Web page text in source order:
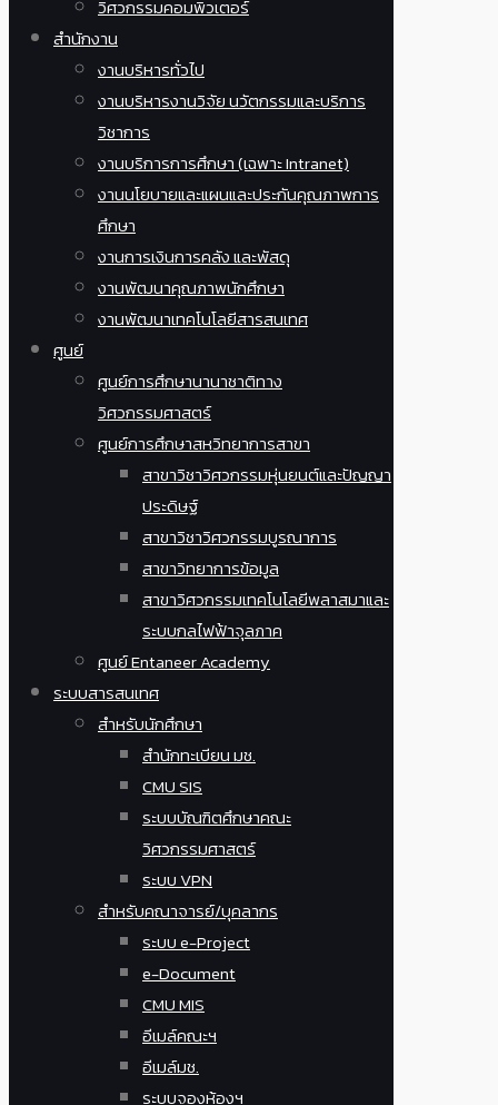
วิศวกรรมคอมพิวเตอร์
สำนักงาน
งานบริหารทั่วไป
งานบริหารงานวิจัย นวัตกรรมและบริการ
วิชาการ
งานบริการการศึกษา (เฉพาะ Intranet)
งานนโยบายและแผนและประกันคุณภาพการ
ศึกษา
งานการเงินการคลัง และพัสดุ
งานพัฒนาคุณภาพนักศึกษา
งานพัฒนาเทคโนโลยีสารสนเทศ
ศูนย์
ศูนย์การศึกษานานาชาติทาง
วิศวกรรมศาสตร์
ศูนย์การศึกษาสหวิทยาการสาขา
สาขาวิชาวิศวกรรมหุ่นยนต์และปัญญา
ประดิษฐ์
สาขาวิชาวิศวกรรมบูรณาการ
สาขาวิทยาการข้อมูล
สาขาวิศวกรรมเทคโนโลยีพลาสมาและ
ระบบกลไฟฟ้าจุลภาค
ศูนย์ Entaneer Academy
ระบบสารสนเทศ
สำหรับนักศึกษา
สำนักทะเบียน มช.
CMU SIS
ระบบบัณฑิตศึกษาคณะ
วิศวกรรมศาสตร์
ระบบ VPN
สำหรับคณาจารย์/บุคลากร
ระบบ e-Project
e-Document
CMU MIS
อีเมล์คณะฯ
อีเมล์มช.
ระบบจองห้องฯ